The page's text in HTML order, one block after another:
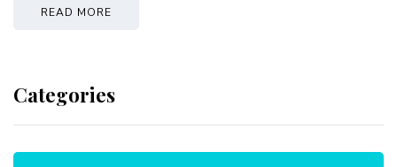
READ MORE
Categories